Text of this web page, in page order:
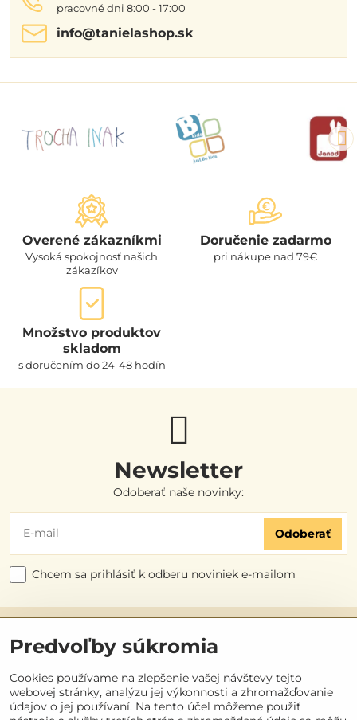
pracovné dni 8:00 - 17:00
info​@tanielashop​.sk
Overené zákazníkmi
Vysoká spokojnosť našich
zákazíkov
Doručenie zadarmo
pri nákupe nad 79€
Množstvo produktov
skladom
s doručením do 24-48 hodín
Newsletter
Odoberať naše novinky:
Odoberať
Chcem sa prihlásiť k odberu noviniek e-mailom
Užitočné odkazy
Objednávky
Predvoľby súkromia
Cookies používame na zlepšenie vašej návštevy tejto
webovej stránky, analýzu jej výkonnosti a zhromažďovanie
údajov o jej používaní. Na tento účel môžeme použiť